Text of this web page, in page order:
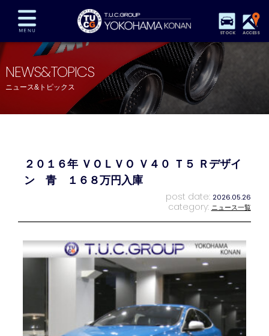
STOCK ACCESS
在庫車両情報 保証&サービス パーツリスト
TUCとは？ 店舗情報 アクセスマップ
全国納車 特別作業 注文販売
プライバシーポリシー スタッフblog
NEWS&TOPICS
ニュース&トピックス
２０１６年 ＶＯＬＶＯ Ｖ４０ Ｔ５ Ｒデザイ
ン 青 １６８万円入庫
post date: 2026.05.26
category: ニュース一覧